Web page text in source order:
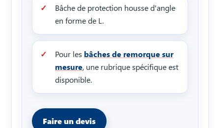
Bâche de protection housse d'angle
en forme de L.
Pour les bâches de remorque sur
mesure, une rubrique spécifique est
disponible.
Faire un devis